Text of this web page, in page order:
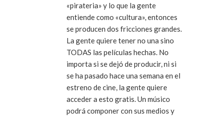
«pirateria» y lo que la gente
entiende como «cultura», entonces
se producen dos fricciones grandes.
La gente quiere tener no una sino
TODAS las películas hechas. No
importa si se dejó de producir, ni si
se ha pasado hace una semana en el
estreno de cine, la gente quiere
acceder a esto gratis. Un músico
podrá componer con sus medios y